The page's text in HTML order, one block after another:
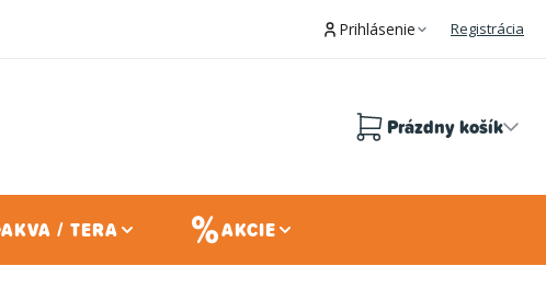
Prihlásenie Registrácia
Prázdny košík
AKVA / TERA AKCIE